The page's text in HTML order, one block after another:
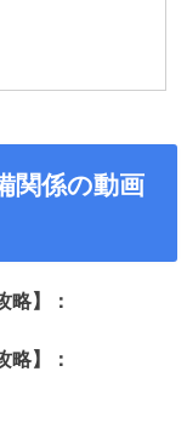
関係の動画
略】：
略】：